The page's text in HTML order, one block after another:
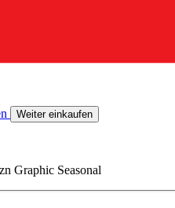
Weiter einkaufen
Graphic Seasonal